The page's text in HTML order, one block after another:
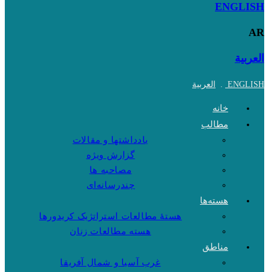
ENGLISH
AR
العربية
ENGLISH
. العربية
خانه
مطالب
یادداشتها و مقالات
گزارش ویژه
مصاحبه ها
چندرسانه‌ای
هسته‌ها
هستهٔ مطالعات استراتژیک کریدورها
هسته مطالعات زنان
مناطق
غرب آسیا و شمال آفریقا